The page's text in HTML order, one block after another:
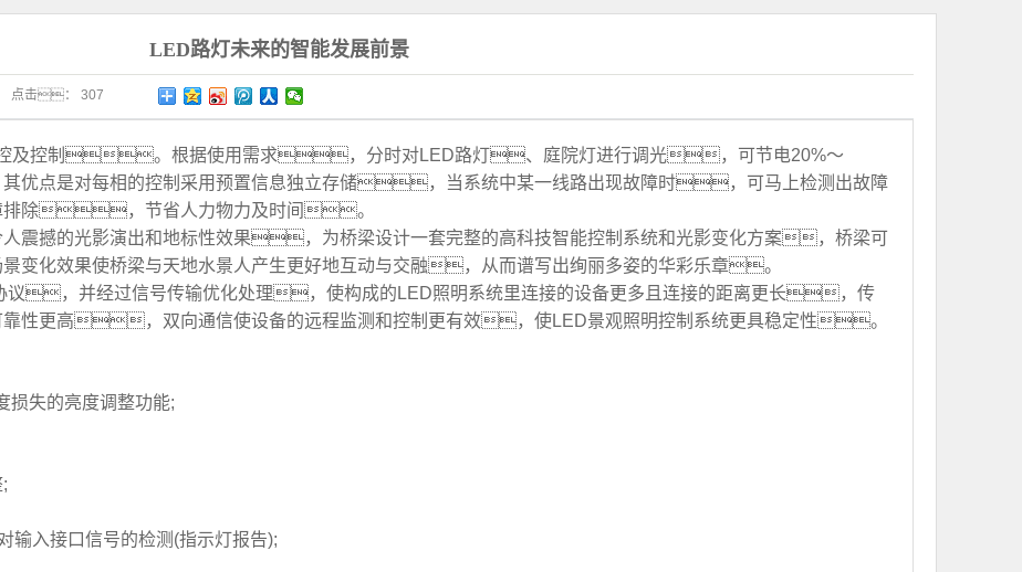
LED路灯未来的智能发展前景
点击： 307
控及控制。根据使用需求，分时对LED路灯、庭院灯进行调光，可节电20%～
是对每相的控制采用预置信息独立存储，当系统中某一线路出现故障时，可马上检测出故障
排除，节省人力物力及时间。
震撼的光影演出和地标性效果，为桥梁设计一套完整的高科技智能控制系统和光影变化方案，桥梁可
变化效果使桥梁与天地水景人产生更好地互动与交融，从而谱写出绚丽多姿的华彩乐章。
议，并经过信号传输优化处理，使构成的LED照明系统里连接的设备更多且连接的距离更长，传
靠性更高，双向通信使设备的远程监测和控制更有效，使LED景观照明控制系统更具稳定性。
失的亮度调整功能;
输入接口信号的检测(指示灯报告);